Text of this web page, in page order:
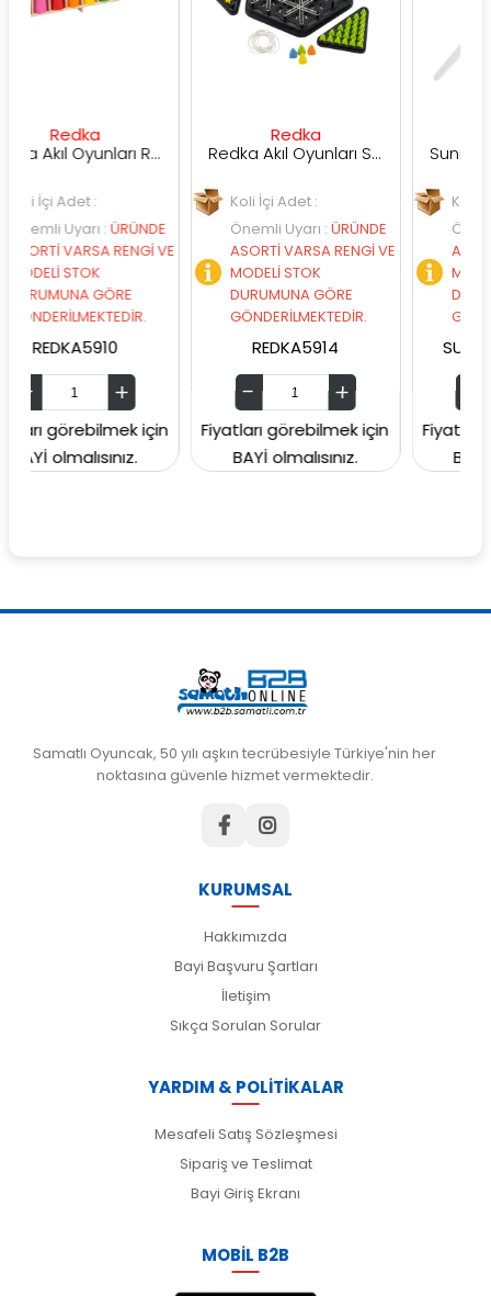
Redka Akıl Oyunları Renk Dedektifi Oyunu
:ÜRÜNDE
RENGİ VE
GÖRE
için
Redka Akıl Oyunları Strateji Üçgeni Oyunu
Koli İçi Adet :
Önemli Uyarı:ÜRÜNDE
ASORTİ VARSA RENGİ VE
MODELİ STOK
DURUMUNA GÖRE
GÖNDERİLMEKTEDİR.
REDKA5914
Fiyatları görebilmek için
BAYİ olmalısınız.
Koli İçi Adet :
Önemli Uyarı
ASORTİ VARSA
MODELİ STOK
DURUMUNA
Fiyatları
BAYİ
Samatlı Oyuncak, 50 yılı aşkın tecrübesiyle Türkiye'nin her
noktasına güvenle hizmet vermektedir.
KURUMSAL
Hakkımızda
Bayi Başvuru Şartları
İletişim
Sıkça Sorulan Sorular
YARDIM & POLİTİKALAR
Mesafeli Satış Sözleşmesi
Sipariş ve Teslimat
Bayi Giriş Ekranı
MOBİL B2B